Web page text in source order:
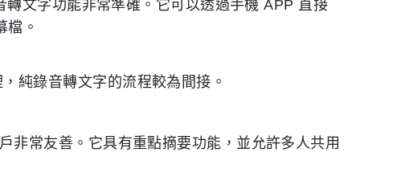
文字功能非常準確。它可以透過手機 APP 直接
檔。
純錄音轉文字的流程較為間接。
非常友善。它具有重點摘要功能，並允許多人共用